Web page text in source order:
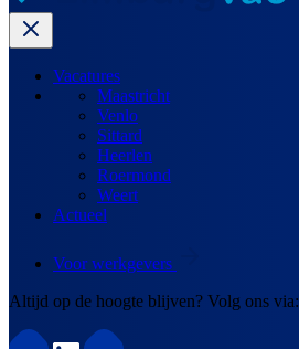
Vacatures
Maastricht
Venlo
Sittard
Heerlen
Roermond
Weert
Actueel
Voor werkgevers
Altijd op de hoogte blijven? Volg ons via: